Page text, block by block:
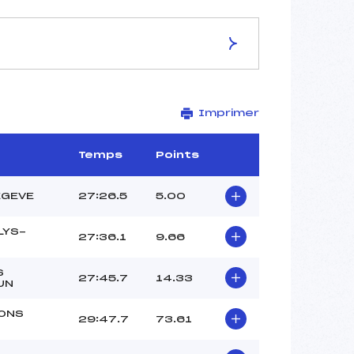
–
10,0 km
Imprimer
Temps Points
27:26.5 5.00
27:36.1 9.66
27:45.7 14.33
29:47.7 73.61